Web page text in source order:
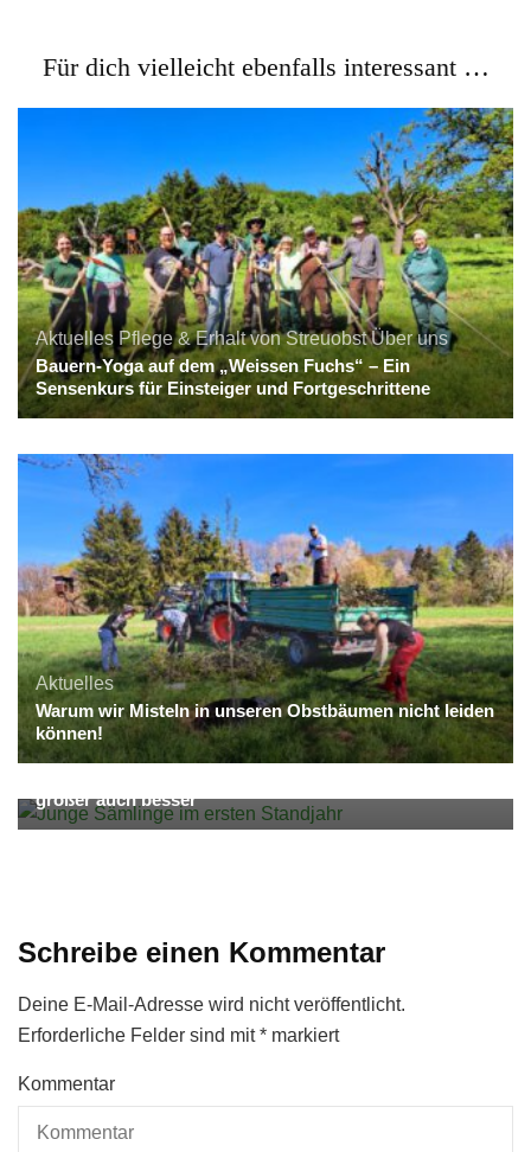
Für dich vielleicht ebenfalls interessant …
Aktuelles Pflege & Erhalt von Streuobst Über uns
Bauern-Yoga auf dem „Weissen Fuchs“ – Ein
Sensenkurs für Einsteiger und Fortgeschrittene
Aktuelles
Warum wir Misteln in unseren Obstbäumen nicht leiden
können!
Aktuelles
Pflege & Erhalt von Streuobst
größer auch besser
Schreibe einen Kommentar
Deine E-Mail-Adresse wird nicht veröffentlicht.
Erforderliche Felder sind mit* markiert
Kommentar